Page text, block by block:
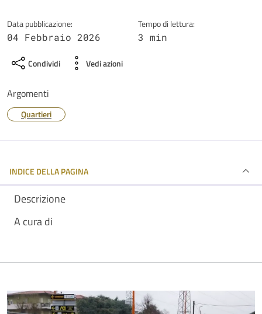
Data pubblicazione:
04 Febbraio 2026
Tempo di lettura:
3 min
Condividi Vedi azioni
Argomenti
Quartieri
INDICE DELLA PAGINA
Descrizione
A cura di